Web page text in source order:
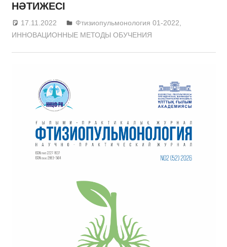
НӘТИЖЕСІ
17.11.2022 admin
Фтизиопульмонология 01-2022
ИННОВАЦИОННЫЕ МЕТОДЫ ОБУЧЕНИЯ